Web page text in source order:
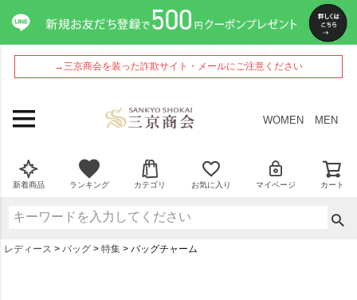
→三京商会を装った詐欺サイト・メールにご注意ください
WOMEN MEN
新着商品 ランキング カテゴリ お気に入り マイページ カート
レディース バッグ 特集 バッグチャーム